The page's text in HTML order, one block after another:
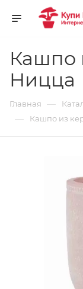
Кашпо
Ницца
Главная —
— Кашпо из